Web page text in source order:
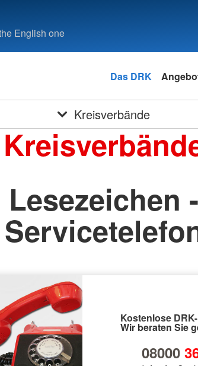
English one
Das DRK
Kreisverbände
Lesezeichen -
Kostenlose
Wir beraten Sie
08000